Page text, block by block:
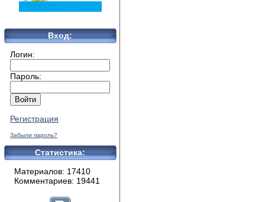
Вход:
Логин:
Пароль:
Регистрация
Забыли пароль?
Статистика:
Материалов: 17410
Комментариев: 19441